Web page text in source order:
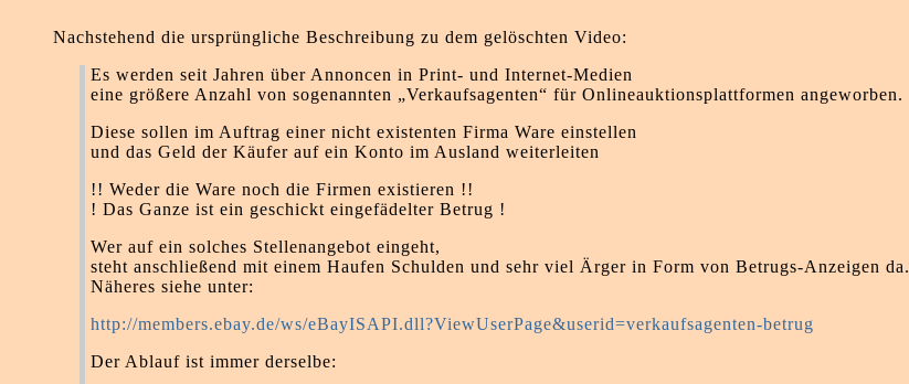
Nachstehend die ursprüngliche Beschreibung zu dem gelöschten Video:
Es werden seit Jahren über Annoncen in Print- und Internet-Medien
eine größere Anzahl von sogenannten „Verkaufsagenten“ für Onlineauktionsplattformen angeworben.
Diese sollen im Auftrag einer nicht existenten Firma Ware einstellen
und das Geld der Käufer auf ein Konto im Ausland weiterleiten
!! Weder die Ware noch die Firmen existieren !!
! Das Ganze ist ein geschickt eingefädelter Betrug !
Wer auf ein solches Stellenangebot eingeht,
steht anschließend mit einem Haufen Schulden und sehr viel Ärger in Form von Betrugs-Anzeigen da.
Näheres siehe unter:
http://members.ebay.de/ws/eBayISAPI.dll?ViewUserPage&userid=verkaufsagenten-betrug
Der Ablauf ist immer derselbe: